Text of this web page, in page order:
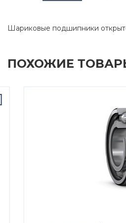
Шариковые подшипники
ПОХОЖИЕ